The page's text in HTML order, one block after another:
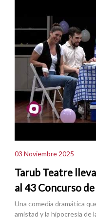
03 Noviembre 2025
Tarub Teatre
al 43 Concurso
Una comedia dramática
amistad y la hipocresía de